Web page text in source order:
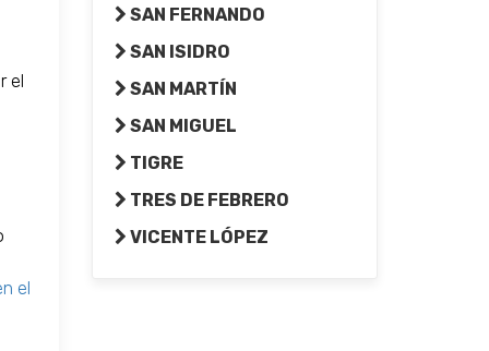
el
el
SAN FERNANDO
SAN ISIDRO
SAN MARTÍN
SAN MIGUEL
TIGRE
TRES DE FEBRERO
VICENTE LÓPEZ